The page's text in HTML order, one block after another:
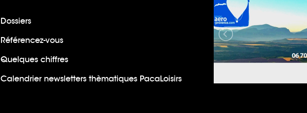
Dossiers
Référencez-vous
Quelques chiffres
Calendrier newsletters thèmatiques PacaLoisirs